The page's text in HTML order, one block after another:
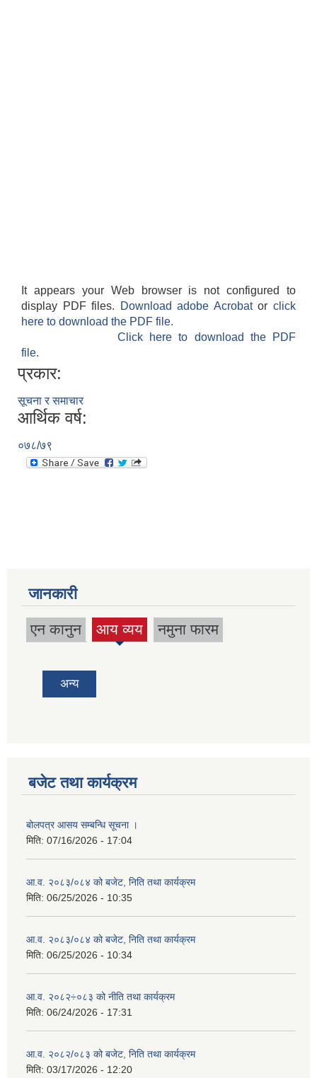
It appears your Web browser is not configured to
display PDF files.
Download adobe Acrobatorclick
here to download the PDF file.
Click here to download the PDF
file.
प्रकार:
सूचना र समाचार
आर्थिक वर्ष:
०७८/७९
जानकारी
एन कानुन आय व्यय
(active
नमुना फारम
अन्य
बजेट तथा कार्यक्रम
बोलपत्र आसय सम्बन्धि सूचना ।
मिति: 07/16/2026 - 17:04
आ.व. २०८३/०८४ को बजेट, निति तथा कार्यक्रम
मिति: 06/25/2026 - 10:35
आ.व. २०८३/०८४ को बजेट, निति तथा कार्यक्रम
मिति: 06/25/2026 - 10:34
आ.व. २०८२÷०८३ को नीति तथा कार्यक्रम
मिति: 06/24/2026 - 17:31
आ.व. २०८२/०८३ को बजेट, निति तथा कार्यक्रम
मिति: 03/17/2026 - 12:20